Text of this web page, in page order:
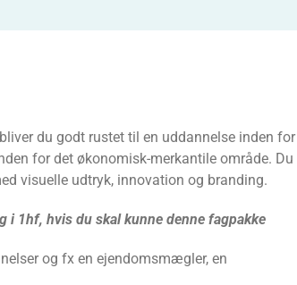
du godt rustet til en uddannelse inden for
for det økonomisk-merkantile område. Du
visuelle udtryk, innovation og branding.
1hf, hvis du skal kunne denne fagpakke
og fx en ejendomsmægler, en